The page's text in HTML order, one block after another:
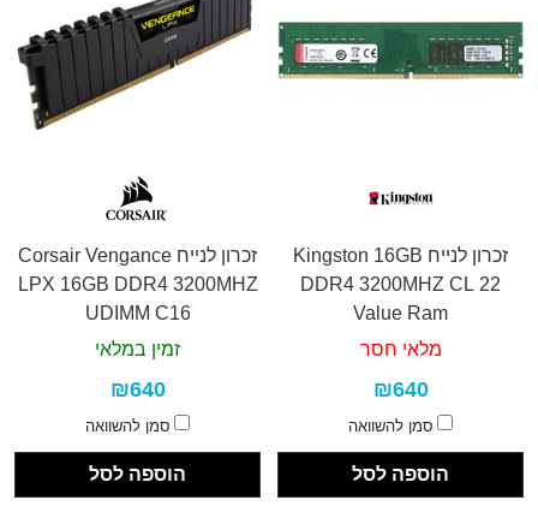
זכרון לנייח Kingston 16GB
DDR4 3200MHZ CL 22
Value Ram
מלאי חסר
₪640
סמן להשוואה
הוספה לסל
זכרון לנייח Corsair Vengance
LPX 16GB DDR4 3200MHZ
UDIMM C16
זמין במלאי
₪640
סמן להשוואה
הוספה לסל